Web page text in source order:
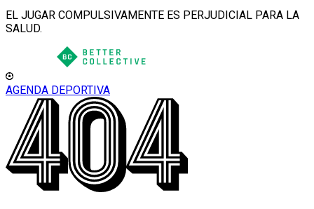
EL JUGAR COMPULSIVAMENTE ES PERJUDICIAL PARA LA
SALUD.
AGENDA DEPORTIVA